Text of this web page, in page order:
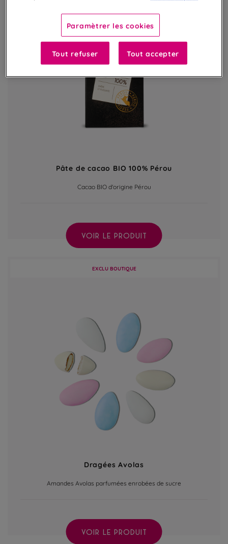
Pâte de cacao BIO 100% Pérou
Cacao BIO d'origine Pérou
VOIR LE PRODUIT
EXCLU BOUTIQUE
Dragées Avolas
Amandes Avolas parfumées enrobées de sucre
VOIR LE PRODUIT
Paramètrer les cookies
Tout refuser Tout accepter